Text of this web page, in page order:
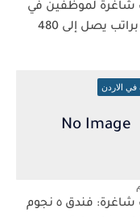
شاغرة لموظفين في
العقبة براتب يصل إلى 480
الاردن
وظائف شاغرة: فندق ٥ نجوم